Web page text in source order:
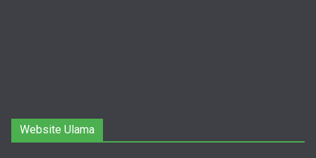
Website Ulama